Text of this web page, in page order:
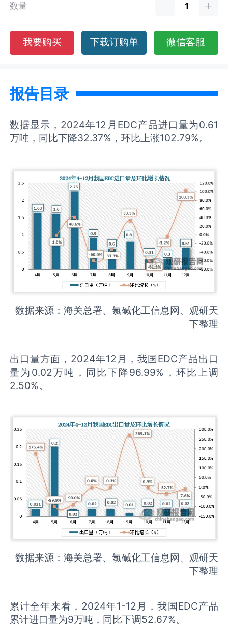
数量
我要购买 下载订购单 微信客服
报告目录
数据显示，2024年12月EDC产品进口量为0.61
万吨，同比下降32.37%，环比上涨102.79%。
数据来源：海关总署、氯碱化工信息网、观研天
下整理
出口量方面，2024年12月，我国EDC产品出口
量为0.02万吨，同比下降96.99%，环比上调
2.50%。
数据来源：海关总署、氯碱化工信息网、观研天
下整理
累计全年来看，2024年1-12月，我国EDC产品
累计进口量为9万吨，同比下调52.67%。